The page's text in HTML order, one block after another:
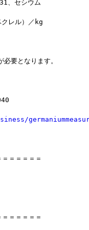
、セシウム
ル）／kg
要となります。
＝＝＝＝＝
＝＝＝＝＝